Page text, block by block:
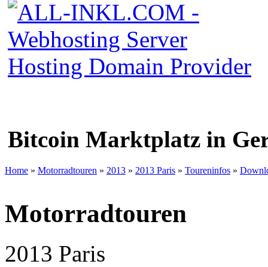
Bitcoin Marktplatz in
Home » Motorradtouren » 2013 » 2013 Paris » Toureninfos »
Motorradtouren
2013 Paris